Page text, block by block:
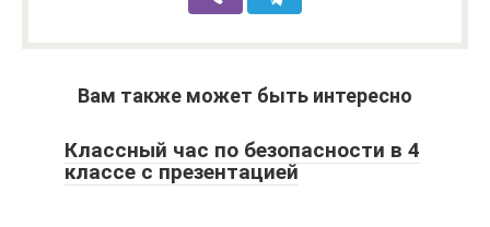
Вам также может быть интересно
Классный час по безопасности в 4
классе с презентацией